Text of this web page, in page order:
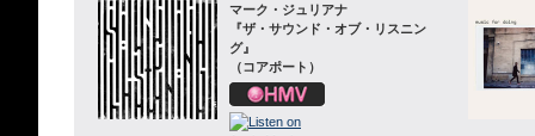
マーク・ジュリアナ
『ザ・サウンド・オブ・リスニン
グ』
（コアポート）